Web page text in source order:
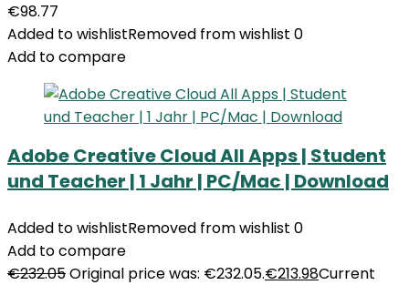
€98.77
Added to wishlistRemoved from wishlist 0
Add to compare
Adobe Creative Cloud All Apps | Student
und Teacher | 1 Jahr | PC/Mac | Download
Added to wishlistRemoved from wishlist 0
Add to compare
€232.05Original price was: €232.05.€213.98Current